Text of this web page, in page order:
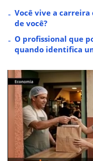
Você vive a
de você?
O profissional que
quando identifica